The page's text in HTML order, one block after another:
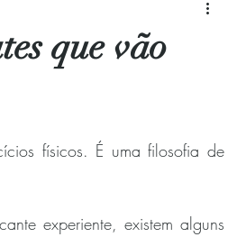
PNE
Ansiedade Estresse
que vão
físicos. É uma filosofia de
experiente, existem alguns